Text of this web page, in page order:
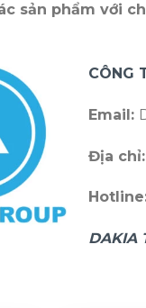
sản phẩm với
CÔNG
Email:
Địa chỉ:
DAKIA